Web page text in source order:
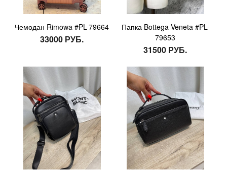
Чемодан Rimowa #PL-79664
33000 РУБ.
Папка Bottega Veneta #PL-
79653
31500 РУБ.